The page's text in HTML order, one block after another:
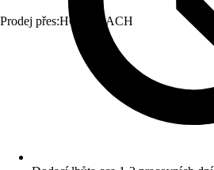
Prodej přes:HORNBACH